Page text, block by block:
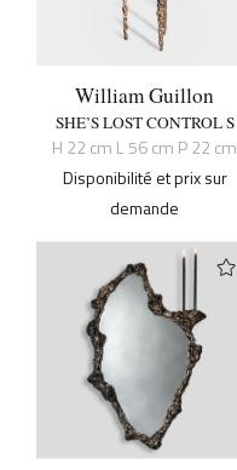
William Guillon
SHE’S LOST CONTROL S
H 22 cm L 56 cm P 22 cm
Disponibilité et prix sur
demande